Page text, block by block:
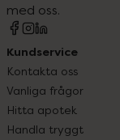
med oss.
Kundservice
Kontakta oss
Vanliga frågor
Hitta apotek
Handla tryggt